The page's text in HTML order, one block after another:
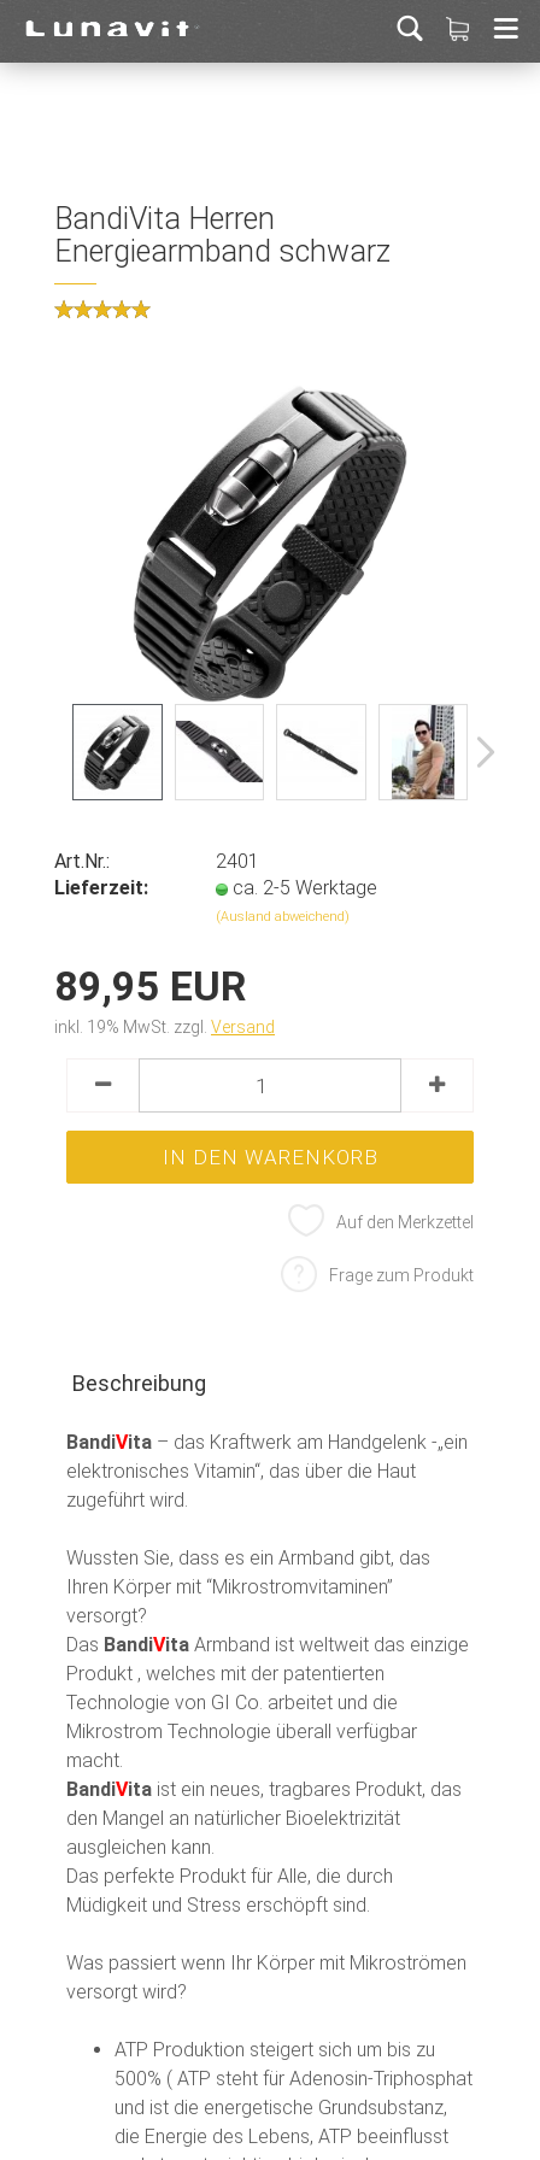
BandiVita Herren
Energiearmband schwarz
Art.Nr.:
2401
Lieferzeit:
ca. 2-5 Werktage
(Ausland abweichend)
89,95 EUR
inkl. 19% MwSt. zzgl. Versand
Auf den Merkzettel
Frage zum Produkt
Beschreibung
BandiVita – das Kraftwerk am Handgelenk -„ein
elektronisches Vitamin“, das über die Haut
zugeführt wird.
Wussten Sie, dass es ein Armband gibt, das
Ihren Körper mit “Mikrostromvitaminen”
versorgt?
Das BandiVita Armband ist weltweit das einzige
Produkt , welches mit der patentierten
Technologie von GI Co. arbeitet und die
Mikrostrom Technologie überall verfügbar
macht.
BandiVita ist ein neues, tragbares Produkt, das
den Mangel an natürlicher Bioelektrizität
ausgleichen kann.
Das perfekte Produkt für Alle, die durch
Müdigkeit und Stress erschöpft sind.
Was passiert wenn Ihr Körper mit Mikroströmen
versorgt wird?
ATP Produktion steigert sich um bis zu
500% ( ATP steht für Adenosin-Triphosphat
und ist die energetische Grundsubstanz,
die Energie des Lebens, ATP beeinflusst